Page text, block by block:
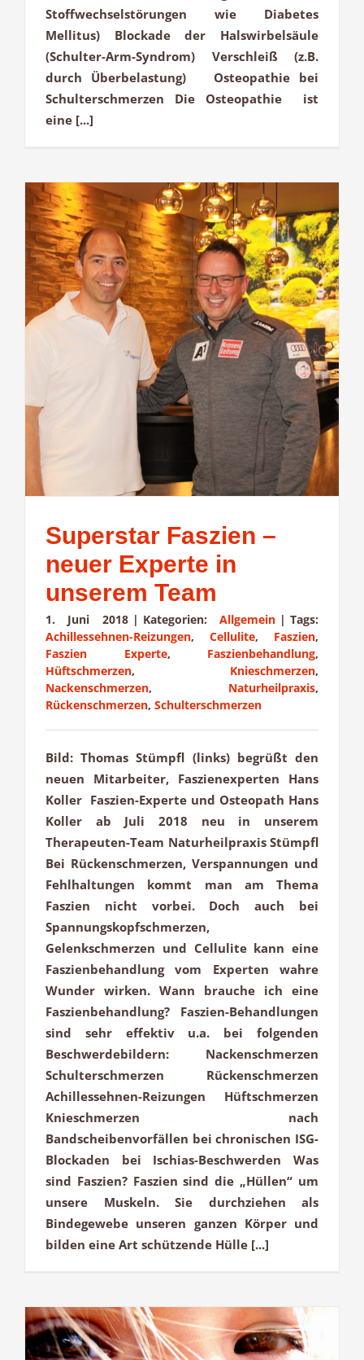
Stoffwechselstörungen wie Diabetes
Mellitus) Blockade der Halswirbelsäule
(Schulter-Arm-Syndrom) Verschleiß (z.B.
durch Überbelastung) Osteopathie bei
Schulterschmerzen Die Osteopathie ist
eine [...]
Superstar Faszien –
neuer Experte in
unserem Team
1. Juni 2018 | Kategorien:Allgemein | Tags:
Achillessehnen-Reizungen, Cellulite, Faszien,
Faszien Experte, Faszienbehandlung,
Hüftschmerzen, Knieschmerzen,
Nackenschmerzen, Naturheilpraxis,
Rückenschmerzen, Schulterschmerzen
Bild: Thomas Stümpfl (links) begrüßt den
neuen Mitarbeiter, Faszienexperten Hans
Koller Faszien-Experte und Osteopath Hans
Koller ab Juli 2018 neu in unserem
Therapeuten-Team Naturheilpraxis Stümpfl
Bei Rückenschmerzen, Verspannungen und
Fehlhaltungen kommt man am Thema
Faszien nicht vorbei. Doch auch bei
Spannungskopfschmerzen,
Gelenkschmerzen und Cellulite kann eine
Faszienbehandlung vom Experten wahre
Wunder wirken. Wann brauche ich eine
Faszienbehandlung? Faszien-Behandlungen
sind sehr effektiv u.a. bei folgenden
Beschwerdebildern: Nackenschmerzen
Schulterschmerzen Rückenschmerzen
Achillessehnen-Reizungen Hüftschmerzen
Knieschmerzen nach
Bandscheibenvorfällen bei chronischen ISG-
Blockaden bei Ischias-Beschwerden Was
sind Faszien? Faszien sind die „Hüllen“ um
unsere Muskeln. Sie durchziehen als
Bindegewebe unseren ganzen Körper und
bilden eine Art schützende Hülle [...]